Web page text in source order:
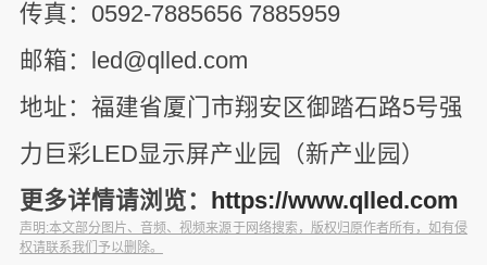
传真：0592-7885656 7885959
邮箱：led@qlled.com
地址：福建省厦门市翔安区御踏石路5号强
力巨彩LED显示屏产业园（新产业园）
更多详情请浏览：
https://www.qlled.com
声明:本文部分图片、音频、视频来源于网络搜索，版权归原作者所有，如有侵
权请联系我们予以删除。